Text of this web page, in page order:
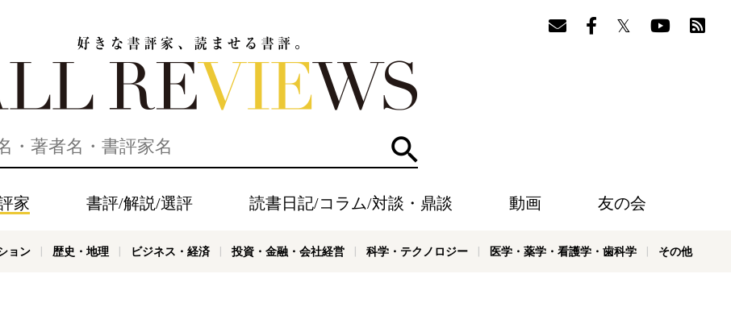
検索
家 書評/解説/選評 読書日記/コラム/対談・鼎談 動画 友の会
ョン 歴史・地理 ビジネス・経済 投資・金融・会社経営 科学・テクノロジー 医学・薬学・看護学・歯科学 その他